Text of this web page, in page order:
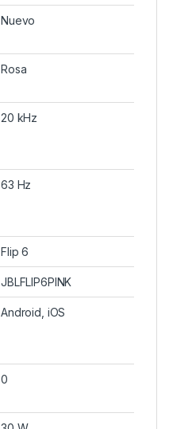
Nuevo
Rosa
20 kHz
63 Hz
Flip 6
JBLFLIP6PINK
Android, iOS
0